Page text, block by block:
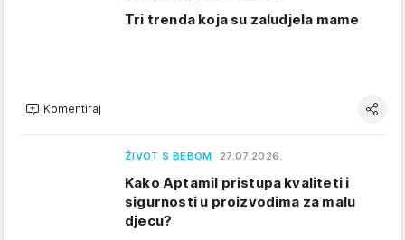
Tri trenda koja su zaludjela mame
Komentiraj
ŽIVOT S BEBOM 27.07.2026.
Kako Aptamil pristupa kvaliteti i
sigurnosti u proizvodima za malu
djecu?